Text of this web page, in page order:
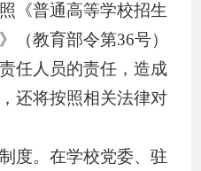
《普通高等学校招生
（教育部令第36号）
任人员的责任，造成
还将按照相关法律对
度。在学校党委、驻